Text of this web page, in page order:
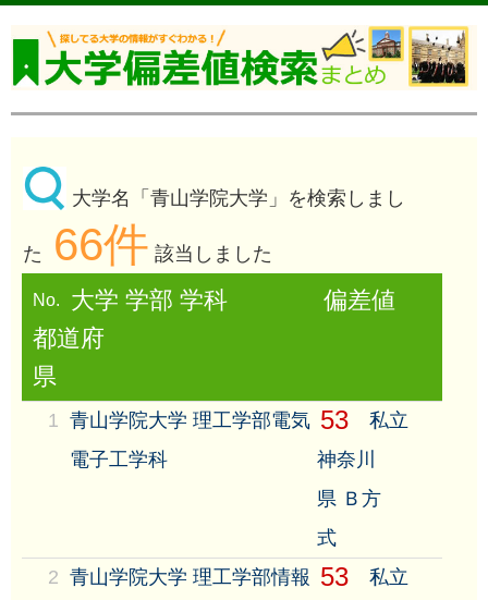
大学名「青山学院大学」を検索しまし
た 66件 該当しました
No. 大学 学部 学科
偏差値
都道府
県
1
青山学院大学 理工学部電気
電子工学科
53
私立
神奈川
県 Ｂ方
式
2 青山学院大学 理工学部情報 53
私立